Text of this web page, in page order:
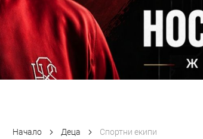
Начало Деца Спортни екипи